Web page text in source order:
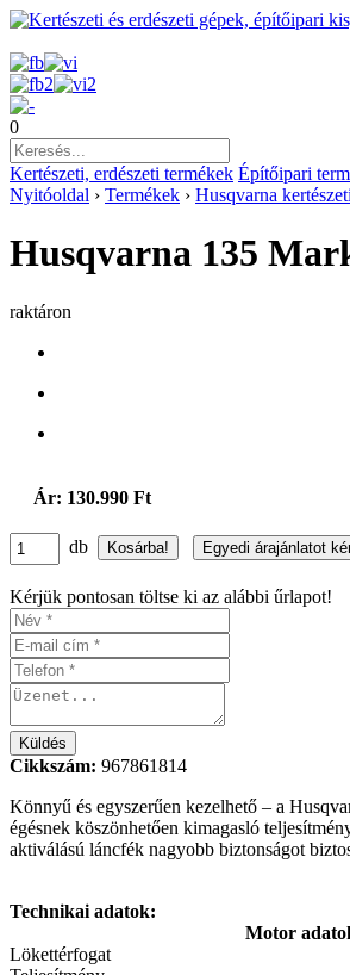
0
Kertészeti, erdészeti termékek Építőipari
Nyitóoldal › Termékek › Husqvarna
Husqvarna 135
raktáron
Ár: 130.990 Ft
db
Kérjük pontosan töltse ki az alábbi űrlapot!
Cikkszám: 967861814
Könnyű és egyszerűen kezelhető – a
égésnek köszönhetően kimagasló
aktiválású láncfék nagyobb biztonságot
Technikai adatok:
Motor
Lökettérfogat